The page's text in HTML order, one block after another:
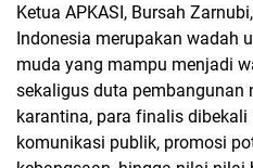
Ketua APKASI, Bursah
Indonesia merupakan wadah
muda yang mampu menjadi
sekaligus duta pembangunan
karantina, para finalis
komunikasi publik, promosi